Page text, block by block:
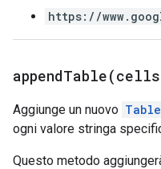
https://
appendTable(
Aggiunge un nuovo Table
ogni valore stringa
Questo metodo